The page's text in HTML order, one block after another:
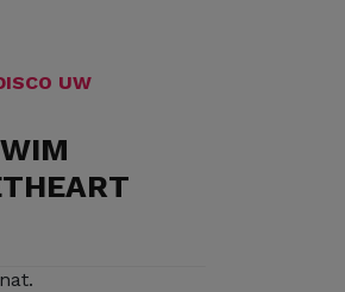
UW